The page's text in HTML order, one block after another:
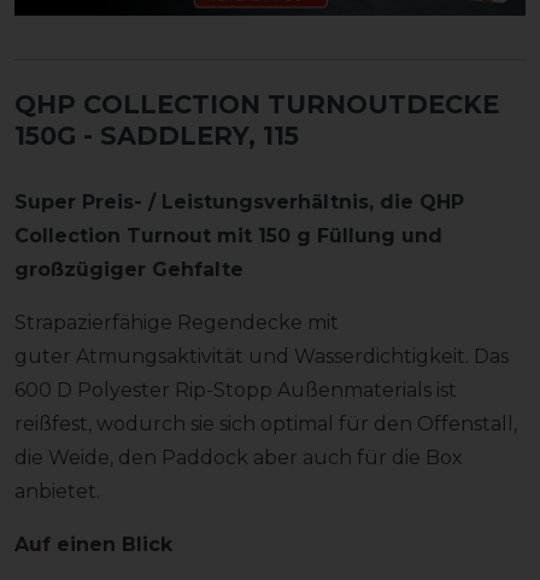
QHP COLLECTION TURNOUTDECKE
150G - SADDLERY, 115
Super Preis- / Leistungsverhältnis, die QHP
Collection Turnout mit 150 g Füllung und
großzügiger Gehfalte
Strapazierfähige Regendecke mit
guter Atmungsaktivität und Wasserdichtigkeit. Das
600 D Polyester Rip-Stopp Außenmaterials ist
reißfest, wodurch sie sich optimal für den Offenstall,
die Weide, den Paddock aber auch für die Box
anbietet.
Auf einen Blick